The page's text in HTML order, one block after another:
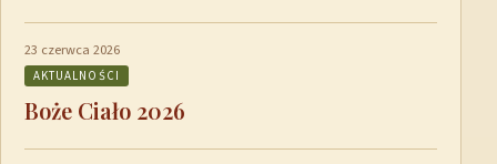
23 czerwca 2026
AKTUALNOŚCI
Boże Ciało 2026